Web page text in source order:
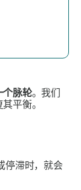
个脉轮。我们
平衡。
停滞时，就会